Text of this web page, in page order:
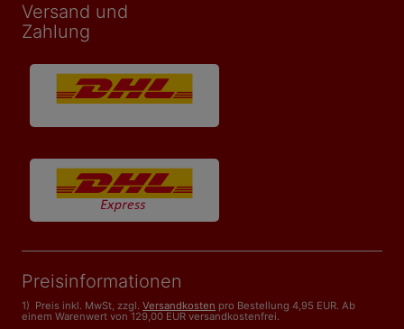
Versand und
Zahlung
Preisinformationen
1) Preis inkl. MwSt, zzgl. Versandkosten pro Bestellung 4,95 EUR. Ab
einem Warenwert von 129,00 EUR versandkostenfrei.